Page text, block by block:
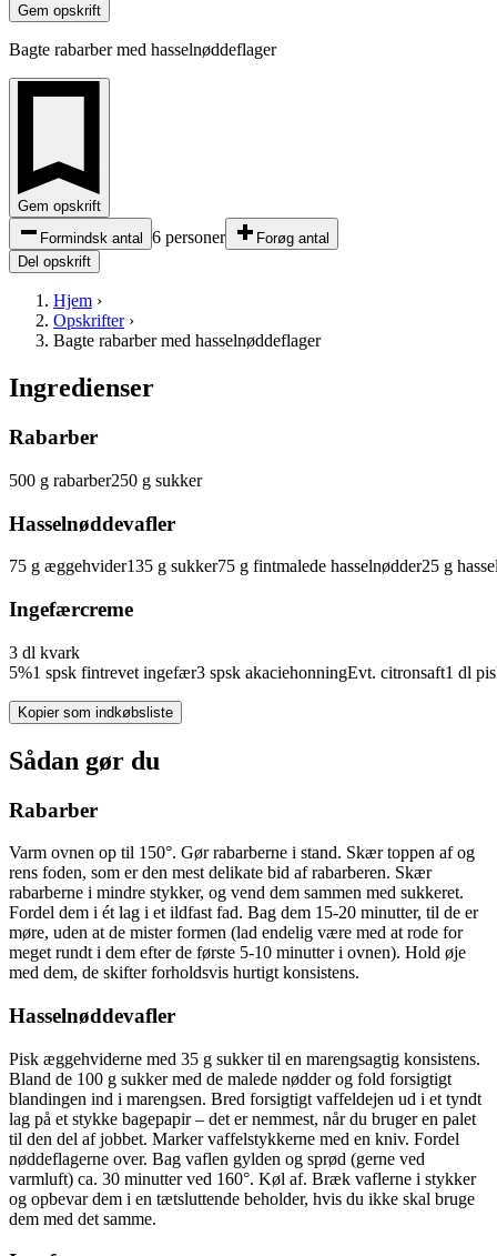
Gem opskrift
Bagte rabarber med hasselnøddeflager
Gem opskrift
Formindsk antal
6 personer
Forøg antal
Del opskrift
Hjem ›
Opskrifter›
Bagte rabarber med hasselnøddeflager
Ingredienser
Rabarber
500 g rabarber250 g sukker
Hasselnøddevafler
75 g æggehvider135 g sukker75 g fintmalede hasselnødder25 g
Ingefærcreme
3 dl kvark
5%1 spsk fintrevet ingefær3 spsk akaciehonningEvt. citronsaft1 dl
Kopier som indkøbsliste
Sådan gør du
Rabarber
Varm ovnen op til 150°. Gør rabarberne i stand. Skær toppen af og
rens foden, som er den mest delikate bid af rabarberen. Skær
rabarberne i mindre stykker, og vend dem sammen med sukkeret.
Fordel dem i ét lag i et ildfast fad. Bag dem 15-20 minutter, til de er
møre, uden at de mister formen (lad endelig være med at rode for
meget rundt i dem efter de første 5-10 minutter i ovnen). Hold øje
med dem, de skifter forholdsvis hurtigt konsistens.
Hasselnøddevafler
Pisk æggehviderne med 35 g sukker til en marengsagtig konsistens.
Bland de 100 g sukker med de malede nødder og fold forsigtigt
blandingen ind i marengsen. Bred forsigtigt vaffeldejen ud i et tyndt
lag på et stykke bagepapir – det er nemmest, når du bruger en palet
til den del af jobbet. Marker vaffelstykkerne med en kniv. Fordel
nøddeflagerne over. Bag vaflen gylden og sprød (gerne ved
varmluft) ca. 30 minutter ved 160°. Køl af. Bræk vaflerne i stykker
og opbevar dem i en tætsluttende beholder, hvis du ikke skal bruge
dem med det samme.